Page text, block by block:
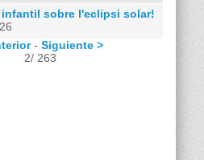
infantil sobre l'eclipsi solar!
- Siguiente >
2/ 263